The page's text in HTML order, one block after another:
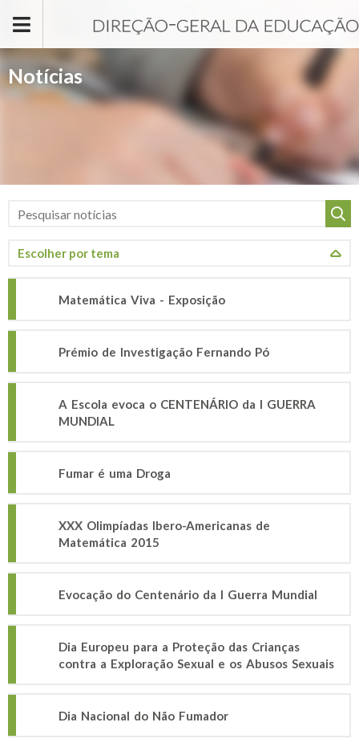
Notícias
Matemática Viva - Exposição
Prémio de Investigação Fernando Pó
A Escola evoca o CENTENÁRIO da I GUERRA
MUNDIAL
Fumar é uma Droga
XXX Olimpíadas Ibero-Americanas de
Matemática 2015
Evocação do Centenário da I Guerra Mundial
Dia Europeu para a Proteção das Crianças
contra a Exploração Sexual e os Abusos Sexuais
Dia Nacional do Não Fumador